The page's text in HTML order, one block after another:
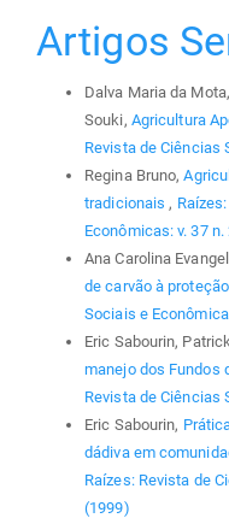
Artigos
Dalva Maria da
Souki, Agricultura
Revista de Ciências
Regina Bruno,
tradicionais ,
Econômicas: v. 37 n.
Ana Carolina
de carvão à
Sociais e
Eric Sabourin,
manejo dos Fundos
Revista de Ciências
Eric Sabourin,
dádiva em
Raízes: Revista de
(1999)